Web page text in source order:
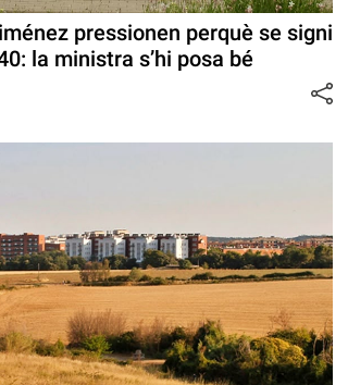
pressionen perquè se signi
la ministra s’hi posa bé